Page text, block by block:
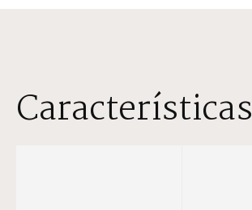
Características